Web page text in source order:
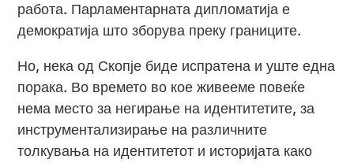
работа. Парламентарната дипломатија е
демократија што зборува преку границите.
Но, нека од Скопје биде испратена и уште една
порака. Во времето во кое живееме повеќе
нема место за негирање на идентитетите, за
инструментализирање на различните
толкувања на идентитетот и историјата како